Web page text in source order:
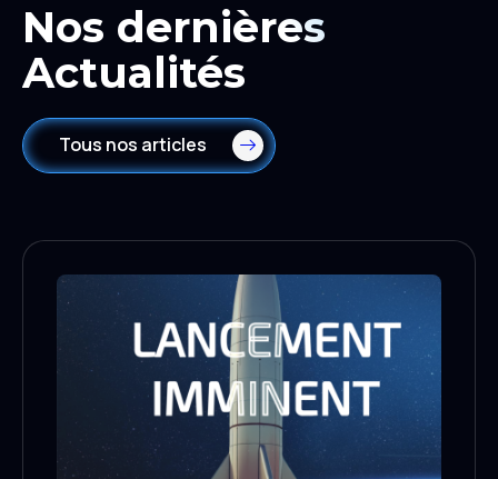
Nos dernières
Actualités
Tous nos articles